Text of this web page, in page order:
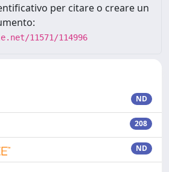
per citare o creare un
11571/114996
ND
208
ND